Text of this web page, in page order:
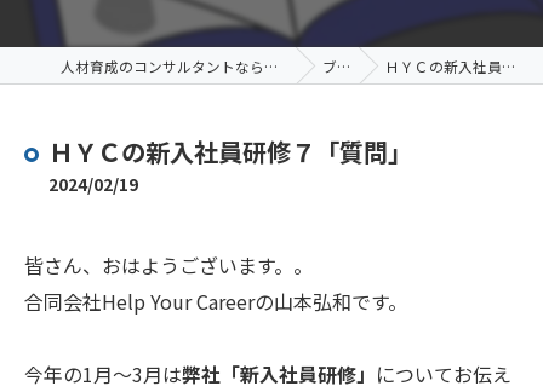
人材育成のコンサルタントなら合同会社Help Your Career ブログ ＨＹＣの新入社員研修７「質問」
ＨＹＣの新入社員研修７「質問」
2024/02/19
皆さん、おはようございます。。
合同会社Help Your Careerの山本弘和です。
今年の1月～3月は弊社「新入社員研修」 についてお伝え